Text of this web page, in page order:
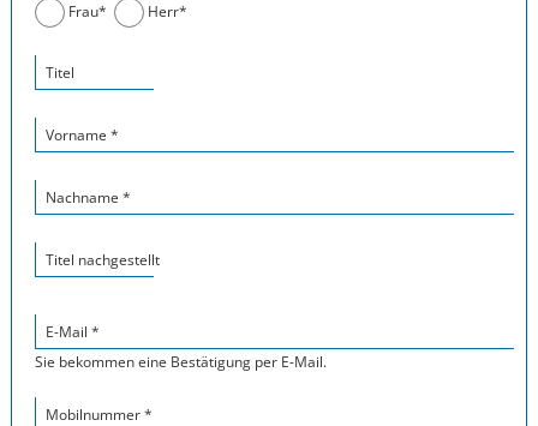
Frau* Herr*
Titel
Vorname *
Nachname *
Titel nachgestellt
E-Mail *
Sie bekommen eine Bestätigung per E-Mail.
Mobilnummer *